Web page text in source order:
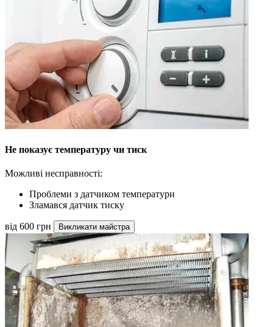
Не показує температуру чи тиск
Можливі несправності:
Проблеми з датчиком температури
Зламався датчик тиску
від 600 грн Викликати майстра